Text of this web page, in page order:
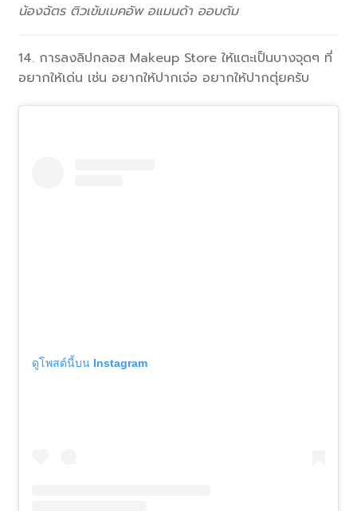
น้องฉัตร ติวเข้มเมคอัพ อแมนด้า ออบดัม
14. การลงลิปกลอส Makeup Store ให้แตะเป็นบางจุดๆ ที่
อยากให้เด่น เช่น อยากให้ปากเจ่อ อยากให้ปากตุ่ยครับ
ดูโพสต์นี้บน Instagram